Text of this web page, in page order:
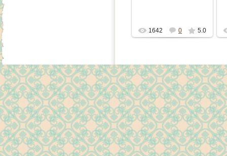
1642 0 5.0